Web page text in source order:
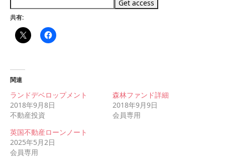
共有:
関連
ランドデベロップメント
2018年9月8日
不動産投資
森林ファンド詳細
2018年9月9日
会員専用
英国不動産ローンノート
2025年5月2日
会員専用